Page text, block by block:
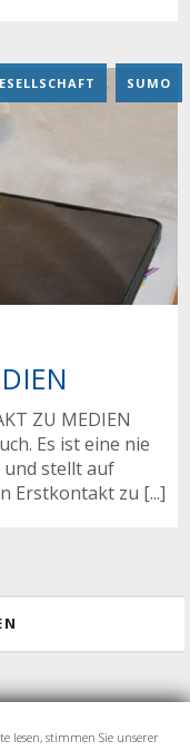
, SUMO
ZU MEDIEN
Es ist eine nie
und stellt auf
Erstkontakt zu [...]
lesen, stimmen Sie unserer